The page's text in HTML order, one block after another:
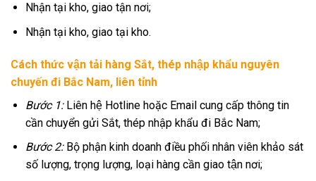
Nhận tại kho, giao tận nơi;
Nhận tại kho, giao tại kho.
Cách thức vận tải hàng Sắt, thép nhập khẩu nguyên
chuyến đi Bắc Nam, liên tỉnh
Bước 1:Liên hệ Hotline hoặc Email cung cấp thông tin
cần chuyển gửi Sắt, thép nhập khẩu đi Bắc Nam;
Bước 2:Bộ phận kinh doanh điều phối nhân viên khảo sát
số lượng, trọng lượng, loại hàng cần giao tận nơi;